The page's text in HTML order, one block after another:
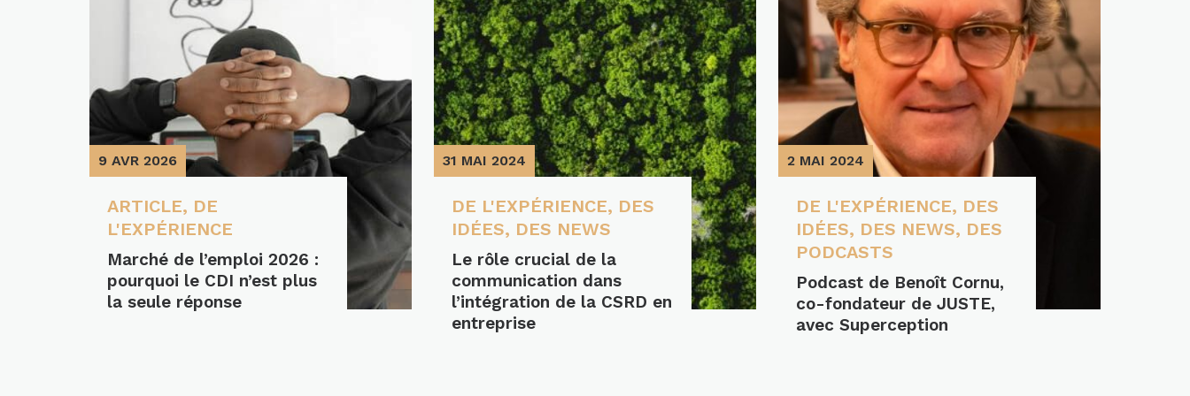
Marché de l’emploi 2026 :
pourquoi le CDI n’est plus
la seule réponse
ARTICLE, DE
L'EXPÉRIENCE
9 AVR 2026
Le rôle crucial de la
communication dans
l’intégration de la CSRD en
entreprise
DE L'EXPÉRIENCE, DES
IDÉES, DES NEWS
31 MAI 2024
Podcast de Benoît Cornu,
co-fondateur de JUSTE,
avec Superception
DE L'EXPÉRIENCE, DES
IDÉES, DES NEWS, DES
PODCASTS
2 MAI 2024